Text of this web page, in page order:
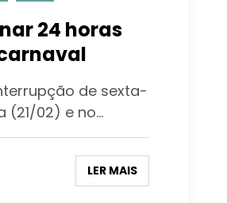
24 horas
de sexta-
(21/02) e no…
LER MAIS